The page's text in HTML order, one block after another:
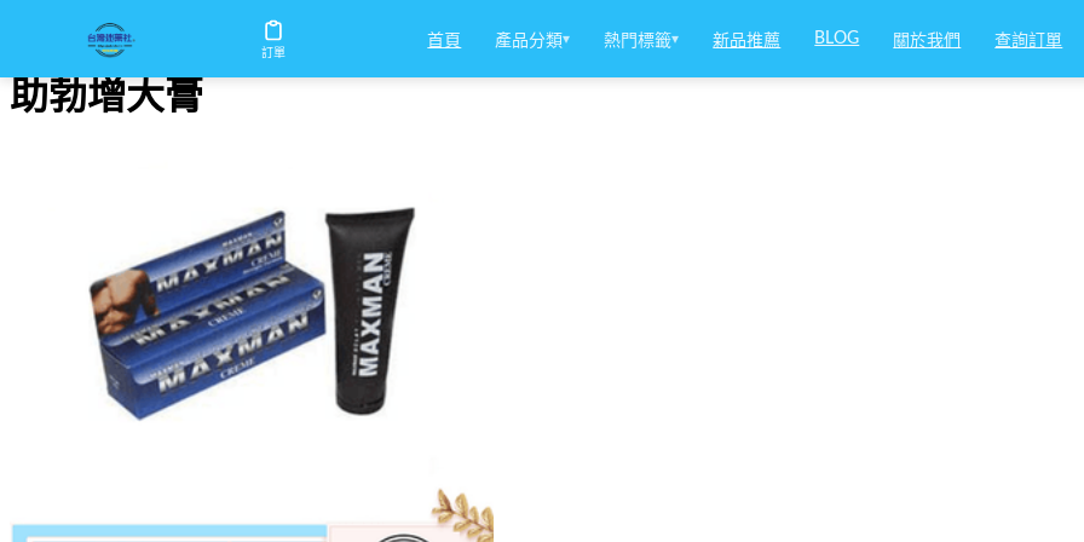
訂單
首頁 產品分類▾ 熱門標籤▾ 新品推薦 BLOG 關於我們 查詢訂單
助勃增大膏
助勃增大膏